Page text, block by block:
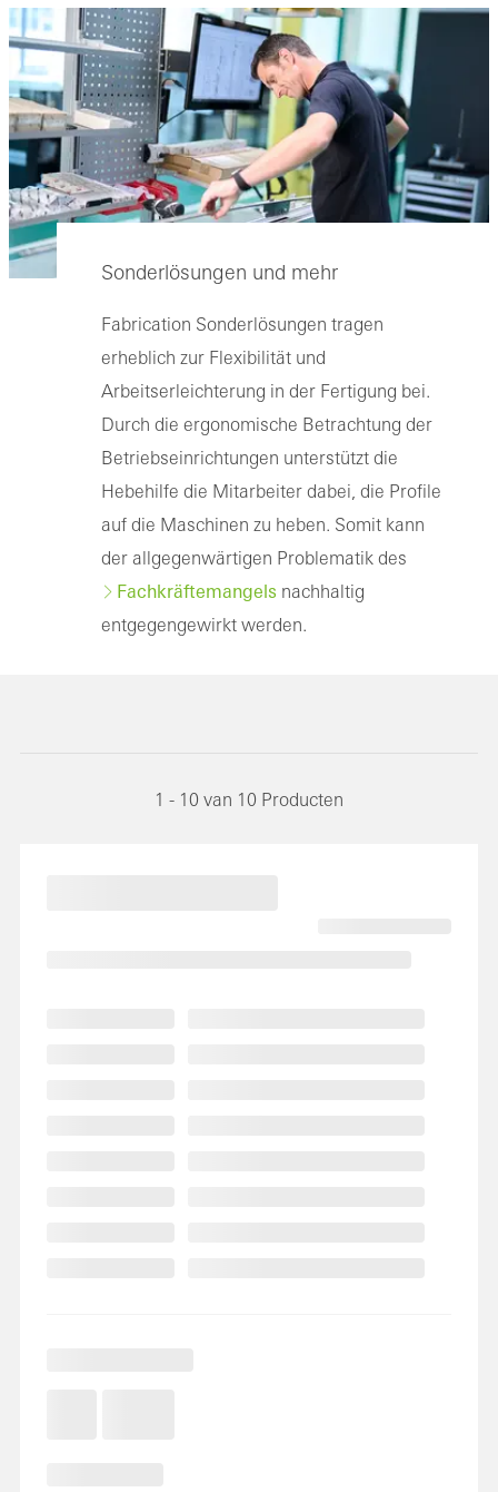
Sonderlösungen und mehr
Fabrication Sonderlösungen tragen
erheblich zur Flexibilität und
Arbeitserleichterung in der Fertigung bei.
Durch die ergonomische Betrachtung der
Betriebseinrichtungen unterstützt die
Hebehilfe die Mitarbeiter dabei, die Profile
auf die Maschinen zu heben. Somit kann
der allgegenwärtigen Problematik des
Fachkräftemangels nachhaltig
entgegengewirkt werden.
1 - 10 van 10 Producten